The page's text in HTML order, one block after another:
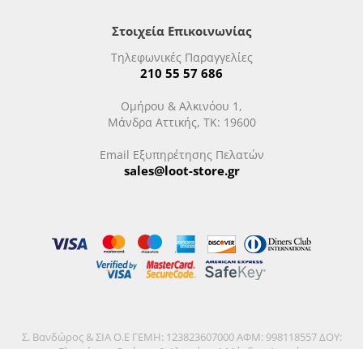
Στοιχεία Επικοινωνίας
Τηλεφωνικές Παραγγελίες
210 55 57 686
Ομήρου & Αλκινόου 1,
Μάνδρα Αττικής, ΤΚ: 19600
Email Εξυπηρέτησης Πελατών
sales@loot-store.gr
Σ. Βανδώρος & ΣΙΑ Ο.Ε ΓΕΜΗ: 123823607000 ΑΦΜ: 998118557 ΔΟΥ: